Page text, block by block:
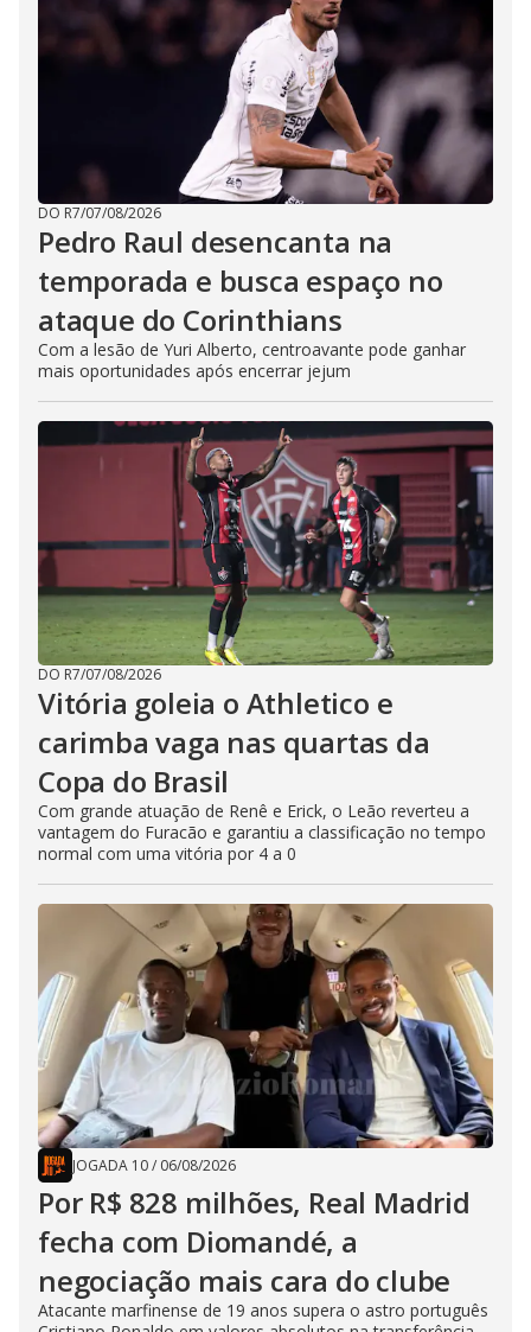
DO R7/07/08/2026
Pedro Raul desencanta na
temporada e busca espaço no
ataque do Corinthians
Com a lesão de Yuri Alberto, centroavante pode ganhar
mais oportunidades após encerrar jejum
DO R7/07/08/2026
Vitória goleia o Athletico e
carimba vaga nas quartas da
Copa do Brasil
Com grande atuação de Renê e Erick, o Leão reverteu a
vantagem do Furacão e garantiu a classificação no tempo
normal com uma vitória por 4 a 0
JOGADA 10/ 06/08/2026
Por R$ 828 milhões, Real Madrid
fecha com Diomandé, a
negociação mais cara do clube
Atacante marfinense de 19 anos supera o astro português